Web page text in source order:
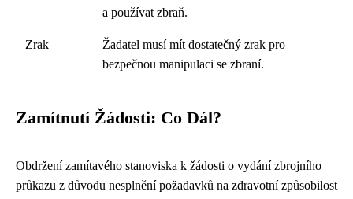
a používat zbraň.
Zrak
Žadatel musí mít dostatečný zrak pro
bezpečnou manipulaci se zbraní.
Zamítnutí Žádosti: Co Dál?
Obdržení zamítavého stanoviska k žádosti o vydání zbrojního
průkazu z důvodu nesplnění požadavků na zdravotní způsobilost